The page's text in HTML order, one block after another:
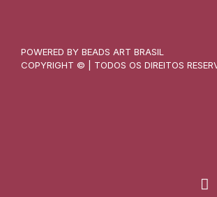
POWERED BY BEADS ART BRASIL
COPYRIGHT © | TODOS OS DIREITOS